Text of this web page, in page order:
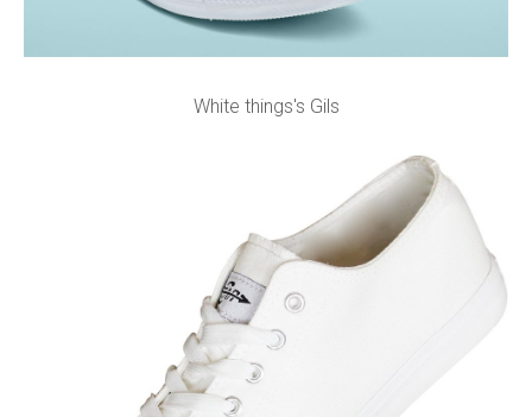
White things's Gils